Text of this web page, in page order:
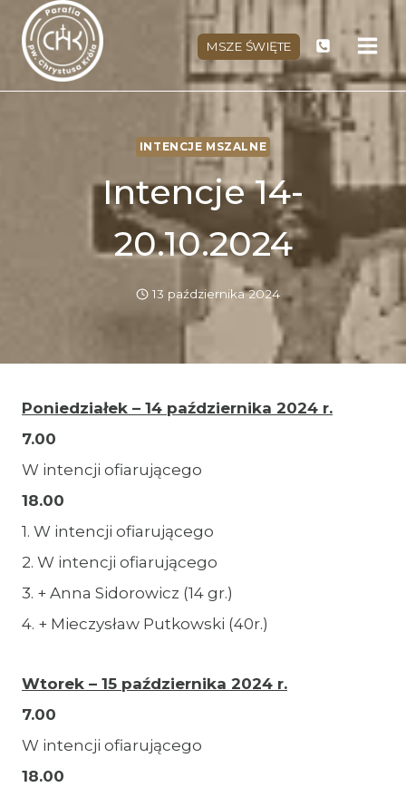
Przejdź
treści
MSZE ŚWIĘTE
INTENCJE MSZALNE
Intencje 14-
20.10.2024
13 października 2024
Poniedziałek – 14 października 2024 r.
7.00
W intencji ofiarującego
18.00
1. W intencji ofiarującego
2. W intencji ofiarującego
3. + Anna Sidorowicz (14 gr.)
4. + Mieczysław Putkowski (40r.)
Wtorek – 15 października 2024 r.
7.00
W intencji ofiarującego
18.00